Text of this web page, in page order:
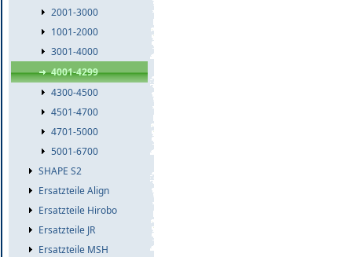
2001-3000
1001-2000
3001-4000
4001-4299
4300-4500
4501-4700
4701-5000
5001-6700
SHAPE S2
Ersatzteile Align
Ersatzteile Hirobo
Ersatzteile JR
Ersatzteile MSH